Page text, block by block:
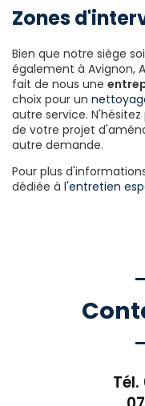
Zones
Bien que notre siège
également à Avignon,
fait de nous une
choix pour un
autre service.
de votre projet
autre demande.
Pour plus
dédiée à l'entretien
Tél.